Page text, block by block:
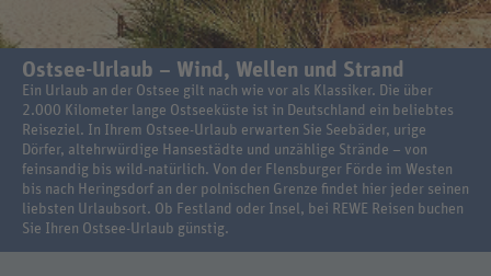
Ostsee-Urlaub – Wind, Wellen und Strand
Ein Urlaub an der Ostsee gilt nach wie vor als Klassiker. Die über
2.000 Kilometer lange Ostseeküste ist in Deutschland ein beliebtes
Reiseziel. In Ihrem Ostsee-Urlaub erwarten Sie Seebäder, urige
Dörfer, altehrwürdige Hansestädte und unzählige Strände – von
feinsandig bis wild-natürlich. Von der Flensburger Förde im Westen
bis nach Heringsdorf an der polnischen Grenze findet hier jeder seinen
liebsten Urlaubsort. Ob Festland oder Insel, bei REWE Reisen buchen
Sie Ihren Ostsee-Urlaub günstig.